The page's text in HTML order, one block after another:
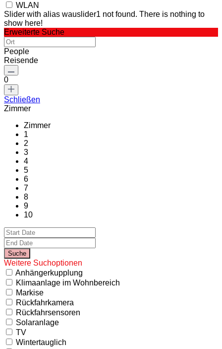
WLAN
Slider with alias wauslider1 not found. There is nothing to
show here!
Erweiterte Suche
People
Reisende
0
Schließen
Zimmer
Zimmer
1
2
3
4
5
6
7
8
9
10
Weitere Suchoptionen
Anhängerkupplung
Klimaanlage im Wohnbereich
Markise
Rückfahrkamera
Rückfahrsensoren
Solaranlage
TV
Wintertauglich